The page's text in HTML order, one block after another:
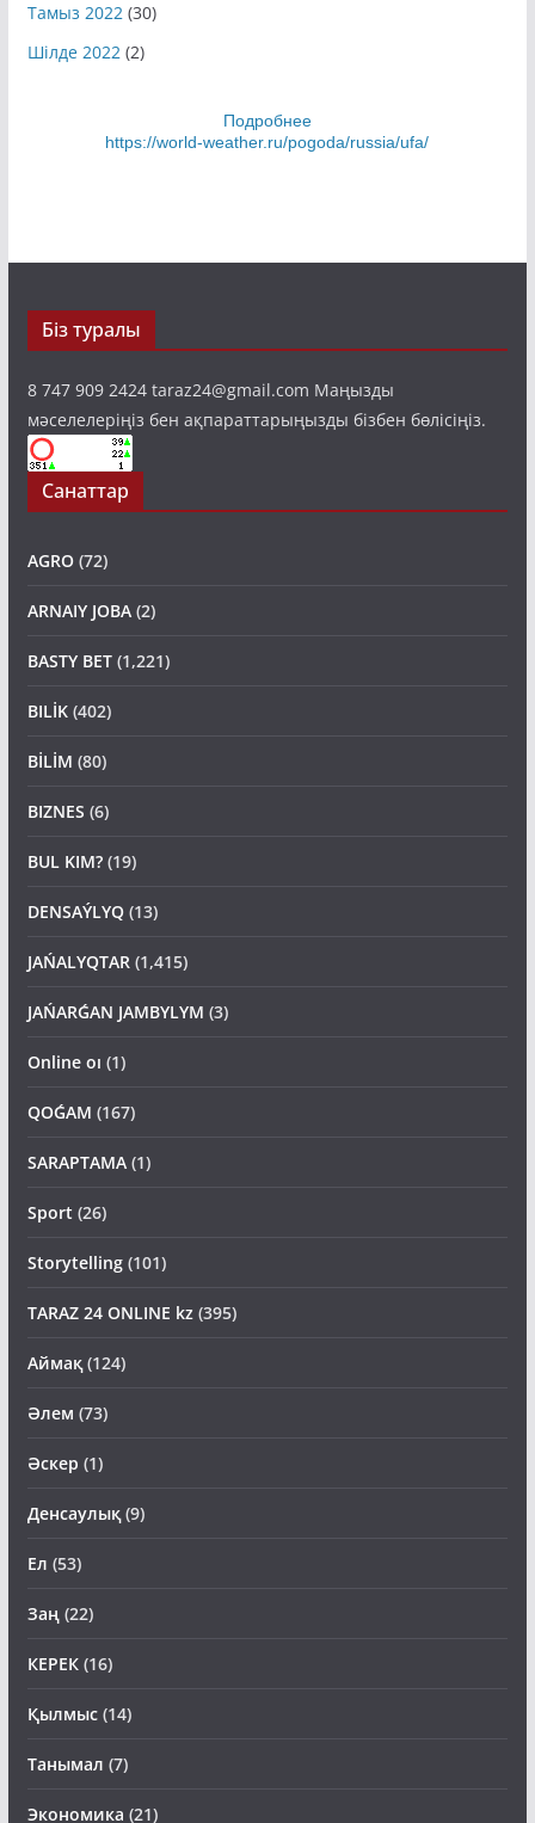
Тамыз 2022(30)
Шілде 2022(2)
Подробнее
https://world-weather.ru/pogoda/russia/ufa/
Біз туралы
8 747 909 2424 taraz24@gmail.com Маңызды
мәселелеріңіз бен ақпараттарыңызды бізбен бөлісіңіз.
Санаттар
AGRO(72)
ARNAIY JOBA(2)
BASTY BET(1,221)
BILİK(402)
BİLİM (80)
BIZNES (6)
BUL KIM?(19)
DENSAÝLYQ(13)
JAŃALYQTAR(1,415)
JAŃARǴAN JAMBYLYM (3)
Online oı (1)
QOǴAM (167)
SARAPTAMA(1)
Sport (26)
Storytelling(101)
TARAZ 24 ONLINE kz(395)
Аймақ(124)
Әлем (73)
Әскер (1)
Денсаулық(9)
Ел (53)
Заң(22)
КЕРЕК(16)
Қылмыс(14)
Танымал (7)
Экономика (21)